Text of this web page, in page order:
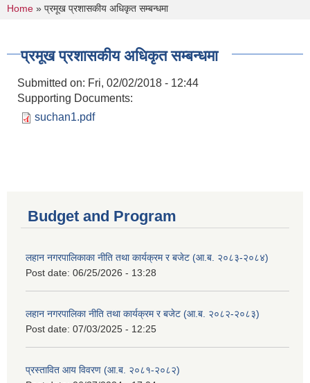
You are here
Home » प्रमूख प्रशासकीय अधिकृत सम्बन्धमा
प्रमूख प्रशासकीय अधिकृत सम्बन्धमा
Submitted on: Fri, 02/02/2018 - 12:44
Supporting Documents:
suchan1.pdf
Budget and Program
लहान नगरपालिकाका नीति तथा कार्यक्रम र बजेट (आ.ब. २०८३-२०८४)
Post date: 06/25/2026 - 13:28
लहान नगरपालिका नीति तथा कार्यक्रम र बजेट (आ.ब. २०८२-२०८३)
Post date: 07/03/2025 - 12:25
प्रस्तावित आय विवरण (आ.ब. २०८१-२०८२)